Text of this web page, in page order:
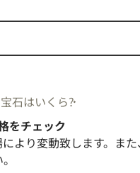
石はいくら?
をチェック
より変動致します。ま